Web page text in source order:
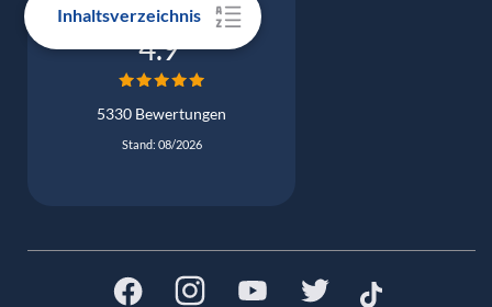
Inhaltsverzeichnis
Google Bewertung
4.9
5330 Bewertungen
Stand: 08/2026